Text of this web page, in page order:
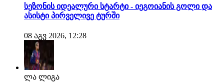
სეზონის იდეალური სტარტი - იეგოიანის გოლი და
ასისტი პირველივე ტურში
08 აგვ 2026, 12:28
ლა ლიგა